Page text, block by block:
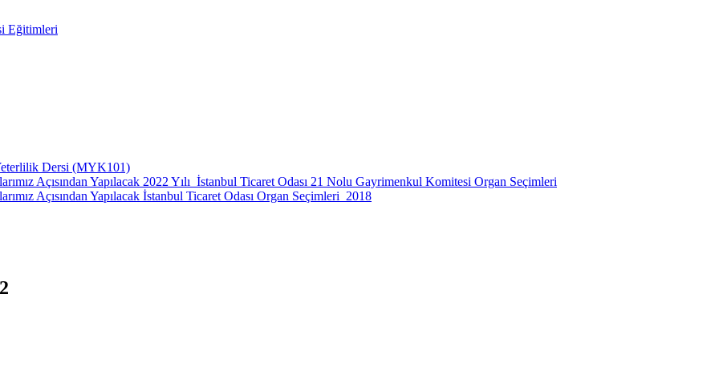
Eğitimleri
Dersi (MYK101)
Açısından Yapılacak 2022 Yılı İstanbul Ticaret Odası 21 Nolu Gayrimenkul Komitesi Organ Seçimleri
Açısından Yapılacak İstanbul Ticaret Odası Organ Seçimleri_2018